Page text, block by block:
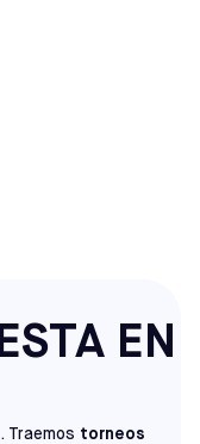
Traemos torneos
EN